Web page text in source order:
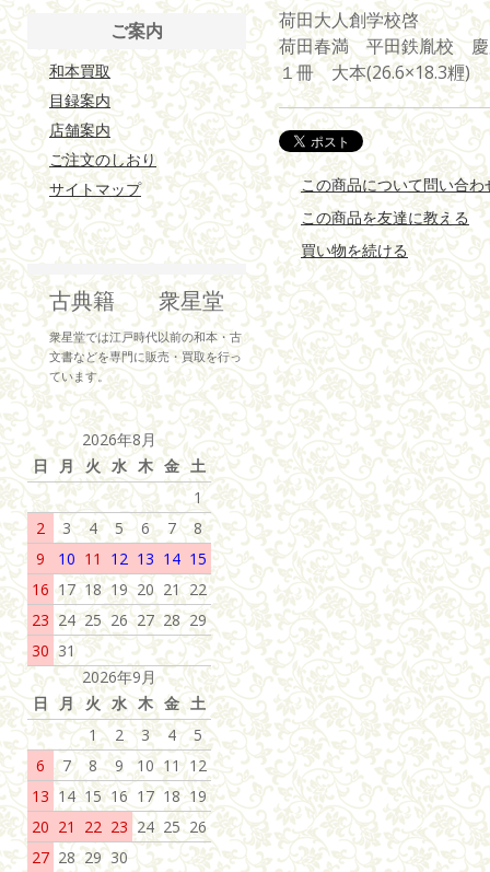
荷田大人創学校啓
荷田春満 平田鉄胤校 慶
１冊 大本(26.6×18.3糎)
この商品について問い合わ
この商品を友達に教える
買い物を続ける
ご案内
和本買取
目録案内
店舗案内
ご注文のしおり
サイトマップ
古典籍 衆星堂
衆星堂では江戸時代以前の和本・古
文書などを専門に販売・買取を行っ
ています。
2026年8月
日 月 火 水 木 金 土
1
2
3 4 5 6 7
8
9
10 11 12 13 14 15
16 17 18 19 20 21 22
23 24 25 26 27 28 29
30 31
2026年9月
日 月 火 水 木 金 土
1
2 3 4
5
6
7 8 9 10 11 12
13 14 15 16 17 18 19
20 21 22 23 24 25 26
27 28 29 30